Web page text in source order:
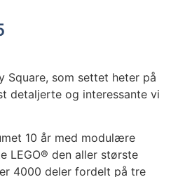
Square, som settet heter på
detaljerte og interessante vi
10 år med modulære
LEGO® den aller største
4000 deler fordelt på tre